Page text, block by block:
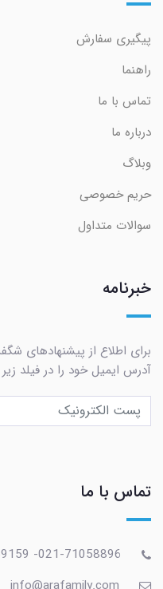
پیگیری سفارش
راهنما
تماس با ما
درباره ما
وبلاگ
حریم خصوصی
سوالات متداول
خبرنامه
برای اطلاع از پیشنهادهای
آدرس ایمیل خود را در فیلد
تماس با ما